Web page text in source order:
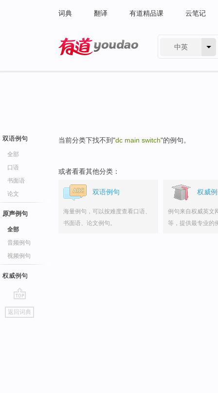
词典 翻译 有道精品课 云笔记
中英
双语例句
全部
口语
书面语
论文
原声例句
全部
音频例句
视频例句
权威例句
go
top
返回词典
当前分类下找不到"dc main switch"的例句。
或者看看其他分类：
双语例句
海量例句，可以按难度查看口语、
书面语、论文例句。
权威
例句来自权威英文
等，提供最专业的